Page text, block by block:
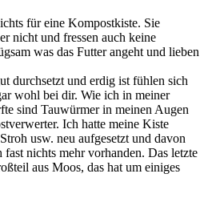
für eine Kompostkiste. Sie
nicht und fressen auch keine
was das Futter angeht und lieben
durchsetzt und erdig ist fühlen sich
wohl bei dir. Wie ich in meiner
sind Tauwürmer in meinen Augen
Ich hatte meine Kiste
usw. neu aufgesetzt und davon
nichts mehr vorhanden. Das letzte
aus Moos, das hat um einiges